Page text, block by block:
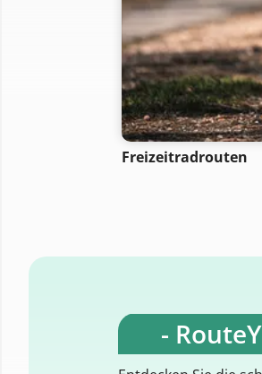
Freizeitradrouten
-